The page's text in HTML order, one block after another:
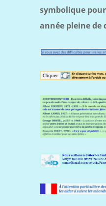
symbolique
année pleine de